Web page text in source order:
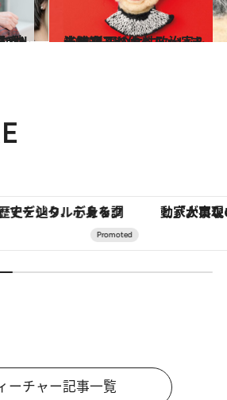
来 2021.5.29
光浦靖子が作っちゃいました 外国の女性政治家＆法律家
ライフスタイル
「大事なのは地域の意識を変えること」。ロレックス賞受賞の自然保護活動家が実現させたナイジェリアの自然環境の復活 ヴァシュロン・コンスタンタ
ーチャー記事一覧